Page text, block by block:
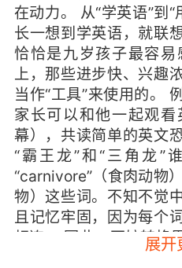
在动力。 从“学英语”到
长一想到学英语，就联
恰恰是九岁孩子最容
上，那些进步快、兴趣
当作“工具”来使用的。
家长可以和他一起观
幕），共读简单的英文
“霸王龙”和“三角龙”
“carnivore”（食肉动物
物）这些词。不知不觉
且记忆牢固，因为每个
相连。 因此，不妨转换
攻克的“学科”，而是一
展开